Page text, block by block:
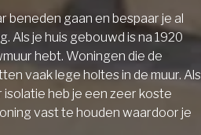
beneden gaan en bespaar je al
Als je huis gebouwd is na 1920
hebt. Woningen die de
vaak lege holtes in de muur. Als
heb je een zeer koste
vast te houden waardoor je